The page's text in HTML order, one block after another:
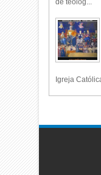
de teolog...
Igreja